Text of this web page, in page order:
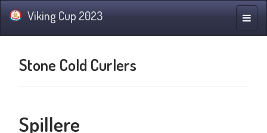
Viking Cup 2023
Stone Cold Curlers
Spillere